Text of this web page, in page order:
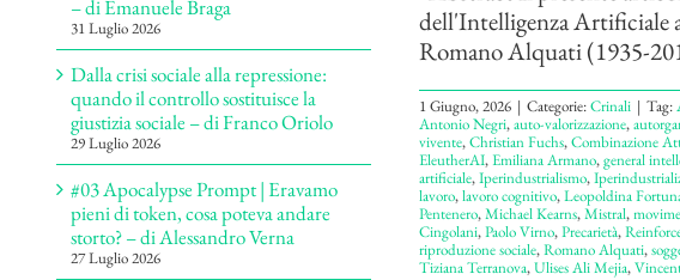
dell'Intelligenza Artificiale
Romano Alquati (1935-
1 Giugno, 2026 | Categorie:Crinali | Tag:
Antonio Negri,auto-valorizzazione,
vivente,Christian Fuchs,Combinazione
EleutherAI,Emiliana Armano,general
artificiale,Iperindustrialismo,
lavoro,lavoro cognitivo,Leopoldina
Pentenero,Michael Kearns,Mistral,
Cingolani,Paolo Virno,Precarietà,
riproduzione sociale,Romano Alquati,
Tiziana Terranova,Ulises Ali Mejia,
– di Emanuele Braga
31 Luglio 2026
Dalla crisi sociale alla repressione:
quando il controllo sostituisce la
giustizia sociale – di Franco Oriolo
29 Luglio 2026
#03 Apocalypse Prompt | Eravamo
pieni di token, cosa poteva andare
storto? – di Alessandro Verna
27 Luglio 2026